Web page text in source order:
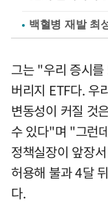
백혈병 재발 최
그는 "우리 증시
버리지 ETF다. 우
변동성이 커질 것
수 있다"며 "그런
정책실장이 앞장
허용해 불과 4달
다.